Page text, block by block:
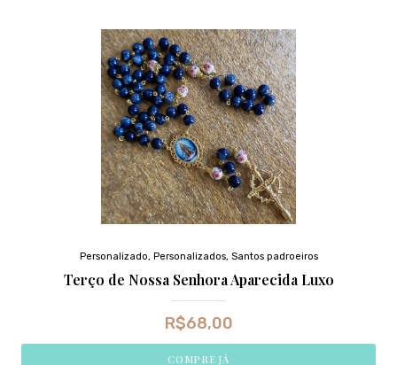
Personalizado, Personalizados, Santos padroeiros
Terço de Nossa Senhora Aparecida Luxo
R$68,00
COMPRE JÁ